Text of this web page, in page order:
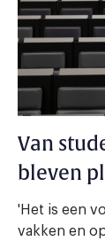
Van
bleven
'Het is een
vakken en